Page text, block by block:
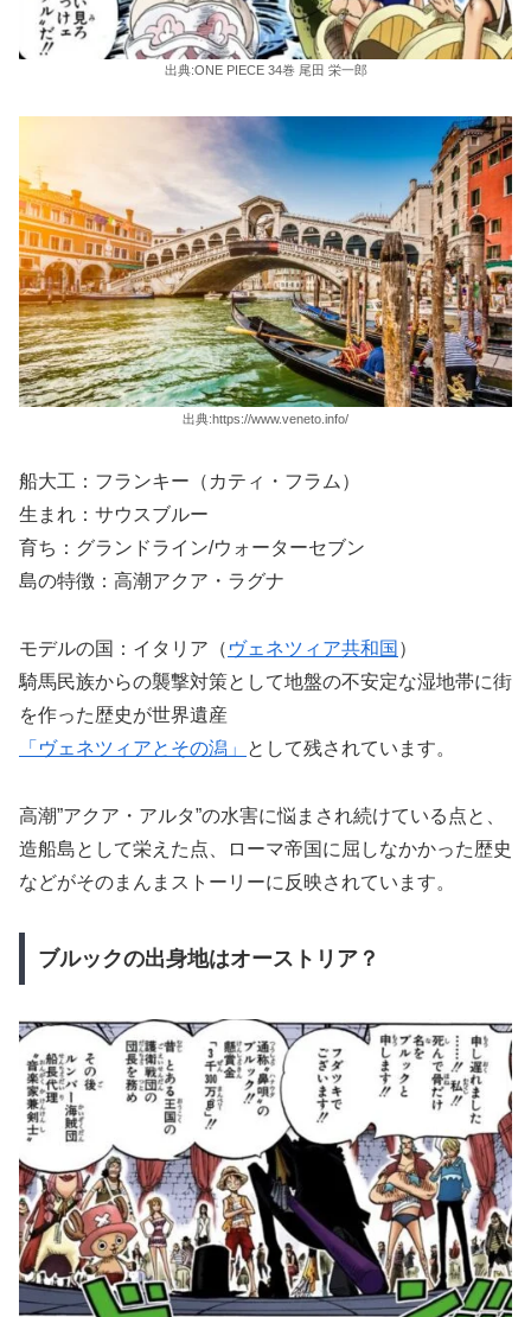
出典:ONE PIECE 34巻 尾田 栄一郎
出典:https://www.veneto.info/
船大工：フランキー（カティ・フラム）
生まれ：サウスブルー
育ち：グランドライン/ウォーターセブン
島の特徴：高潮アクア・ラグナ
モデルの国：イタリア（ ヴェネツィア共和国 ）
騎馬民族からの襲撃対策として地盤の不安定な湿地帯に街
を作った歴史が世界遺産
「ヴェネツィアとその潟」
として残されています。
高潮”アクア・アルタ”の水害に悩まされ続けている点と、
造船島として栄えた点、ローマ帝国に屈しなかかった歴史
などがそのまんまストーリーに反映されています。
ブルックの出身地はオーストリア？